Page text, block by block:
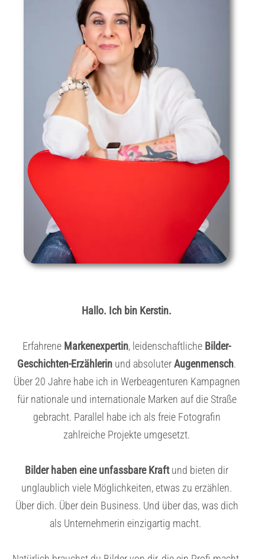
Hallo. Ich bin Kerstin.
Erfahrene Markenexpertin, leidenschaftliche Bilder-
Geschichten-Erzählerin und absoluterAugenmensch.
Über 20 Jahre habe ich in Werbeagenturen Kampagnen
für nationale und internationale Marken auf die Straße
gebracht. Parallel habe ich als freie Fotografin
zahlreiche Projekte umgesetzt.
Bilder haben eine unfassbare Kraftund bieten dir
unglaublich viele Möglichkeiten, etwas zu erzählen.
Über dich. Über dein Business. Und über das, was dich
als Unternehmerin einzigartig macht.